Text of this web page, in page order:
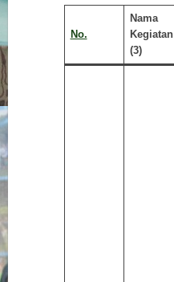
No.
Nama
Kegiatan
(3)